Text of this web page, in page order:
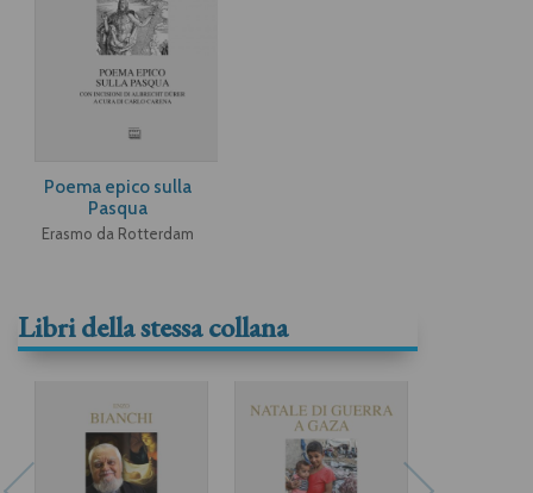
Poema epico sulla
Pasqua
Erasmo da Rotterdam
Libri della stessa collana